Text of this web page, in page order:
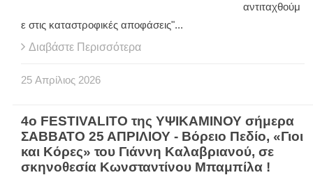
αντιταχθούμ
ε στις καταστροφικές αποφάσεις"...
Διαβάστε Περισσότερα
25 Απρίλιος 2026
4ο FESTIVALITO της ΥΨΙΚΑΜΙΝΟΥ σήμερα
ΣΑΒΒΑΤΟ 25 ΑΠΡΙΛΙΟΥ - Βόρειο Πεδίο, «Γιοι
και Κόρες» του Γιάννη Καλαβριανού, σε
σκηνοθεσία Κωνσταντίνου Μπαμπίλα !